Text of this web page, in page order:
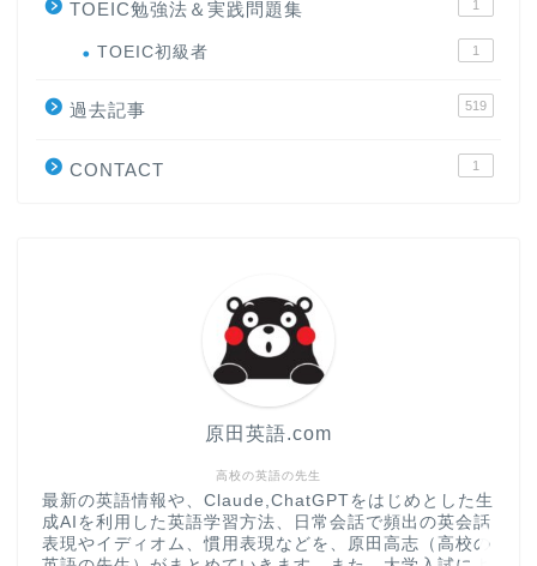
TOEIC勉強法＆実践問題集 1
TOEIC初級者 1
過去記事 519
CONTACT 1
高校の英語の先生
原田英語.com
最新の英語情報や、Claude,ChatGPTをはじめとした生
成AIを利用した英語学習方法、日常会話で頻出の英会話
表現やイディオム、慣用表現などを、原田高志（高校の
大学入試英語対策講座
英語名言・格言・カッコい
い英語＆素敵な英文フレー
CONTACT